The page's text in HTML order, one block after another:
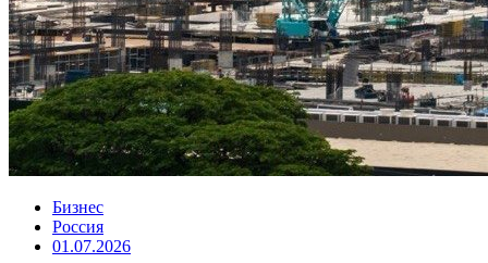
Бизнес
Россия
01.07.2026